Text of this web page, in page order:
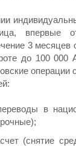
впервые
3 месяцев
до 100 000
операции
в
(снятие